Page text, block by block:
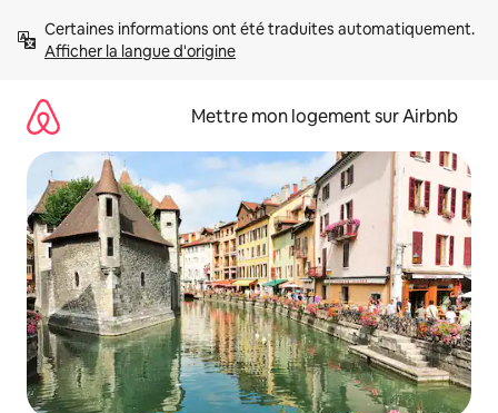
directement
Afficher la langue d'origine
Mettre mon logement sur Airbnb